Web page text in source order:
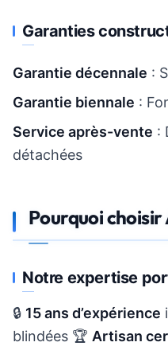
Garanties
Garantie décennale :
Garantie biennale :
Service après-vente :
détachées
Pourquoi
Notre expertise
🔒 15 ans d’expérience
blindées 🏆 Artisan